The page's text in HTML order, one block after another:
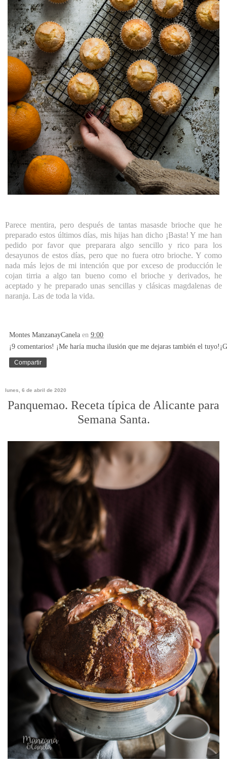
Parece mentira, pero después de tantas masasde brioche que he
preparado estos últimos días, mis hijas han dicho ¡Basta! Y me han
pedido por favor que preparara algo sencillo y rico para los
desayunos de estos días, pero que no fuera otro brioche. Y como
nada más lejos de mi intención que por exceso de producción le
cojan tirria a algo tan bueno como el brioche y derivados, he
aceptado y he preparado unas sencillas y clásicas magdalenas de
naranja. Las de toda la vida.
Montes ManzanayCanela en 9:00
¡9 comentarios! ¡Me haría mucha ilusión que me dejaras también el
Compartir
lunes, 6 de abril de 2020
Panquemao. Receta típica de Alicante para
Semana Santa.